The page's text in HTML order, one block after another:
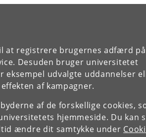
registrere brugernes adfærd på
Desuden bruger universitetet
udvalgte uddannelser
af kampagner.
af de forskellige cookies,
hjemmeside. Du kan
ændre dit samtykke under